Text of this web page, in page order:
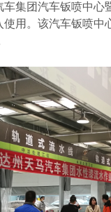
集团汽车钣喷中心
使用。该汽车钣喷中